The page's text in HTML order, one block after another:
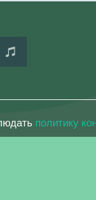
политику